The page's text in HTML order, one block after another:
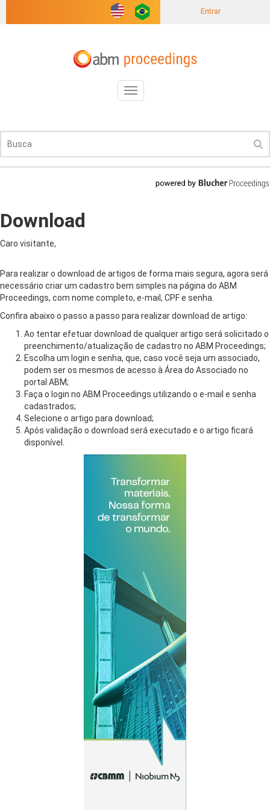
Entrar
Toggle
navigation
Download
Caro visitante,
Para realizar o download de artigos de forma mais segura, agora será
necessário criar um cadastro bem simples na página do ABM
Proceedings, com nome completo, e-mail, CPF e senha.
Confira abaixo o passo a passo para realizar download de artigo:
Ao tentar efetuar download de qualquer artigo será solicitado o
preenchimento/atualização de cadastro no ABM Proceedings;
Escolha um login e senha, que, caso você seja um associado,
podem ser os mesmos de acesso à Área do Associado no
portal ABM;
Faça o login no ABM Proceedings utilizando o e-mail e senha
cadastrados;
Selecione o artigo para download;
Após validação o download será executado e o artigo ficará
disponível.